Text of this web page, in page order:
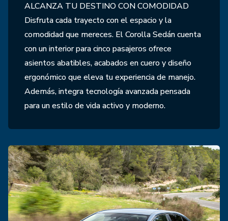
ALCANZA TU DESTINO CON COMODIDAD
Disfruta cada trayecto con el espacio y la
comodidad que mereces. El Corolla Sedán cuenta
con un interior para cinco pasajeros ofrece
asientos abatibles, acabados en cuero y diseño
ergonómico que eleva tu experiencia de manejo.
Además, integra tecnología avanzada pensada
para un estilo de vida activo y moderno.